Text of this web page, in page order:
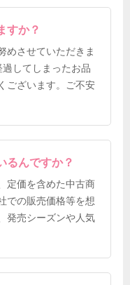
すか？
めさせていただきま
してしまったお品
ございます。ご不安
るんですか？
定価を含めた中古商
での販売価格等を想
発売シーズンや人気